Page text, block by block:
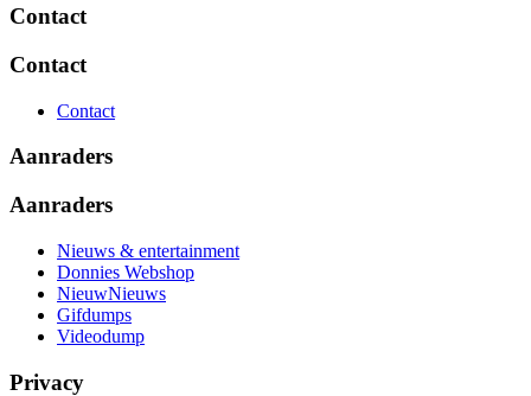
Contact
Contact
Contact
Aanraders
Aanraders
Nieuws & entertainment
Donnies Webshop
NieuwNieuws
Gifdumps
Videodump
Privacy